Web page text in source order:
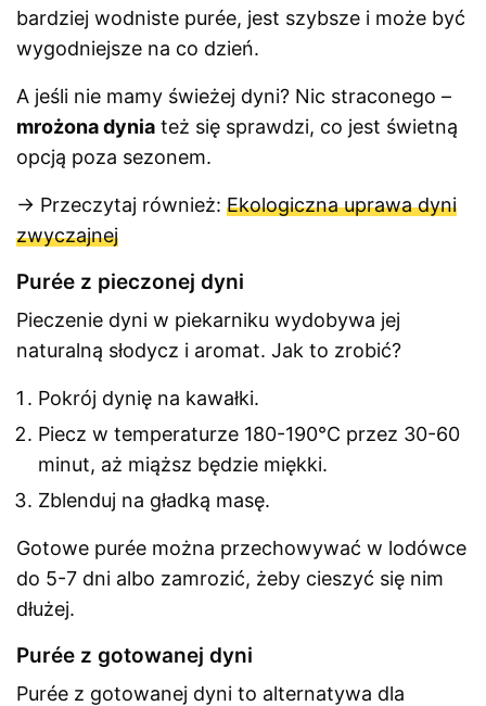
bardziej wodniste purée, jest szybsze i może być
wygodniejsze na co dzień.
A jeśli nie mamy świeżej dyni? Nic straconego –
mrożona dynia też się sprawdzi, co jest świetną
opcją poza sezonem.
→ Przeczytaj również:Ekologiczna uprawa dyni
zwyczajnej
Purée z pieczonej dyni
Pieczenie dyni w piekarniku wydobywa jej
naturalną słodycz i aromat. Jak to zrobić?
Pokrój dynię na kawałki.
Piecz w temperaturze 180-190°C przez 30-60
minut, aż miąższ będzie miękki.
Zblenduj na gładką masę.
Gotowe purée można przechowywać w lodówce
do 5-7 dni albo zamrozić, żeby cieszyć się nim
dłużej.
Purée z gotowanej dyni
Purée z gotowanej dyni to alternatywa dla